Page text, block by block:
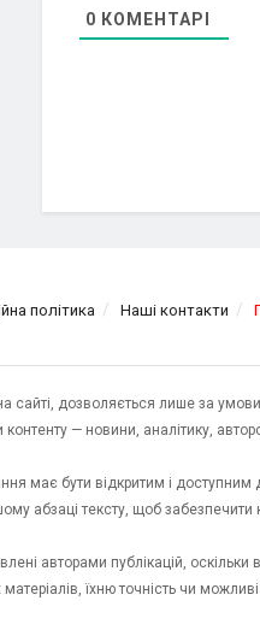
0 КОМЕНТАРІ
політика Наші контакти
сайті, дозволяється лише за
— новини, аналітику,
має бути відкритим і
абзаці тексту, щоб
авторами публікацій, оскільки
їхню точність чи